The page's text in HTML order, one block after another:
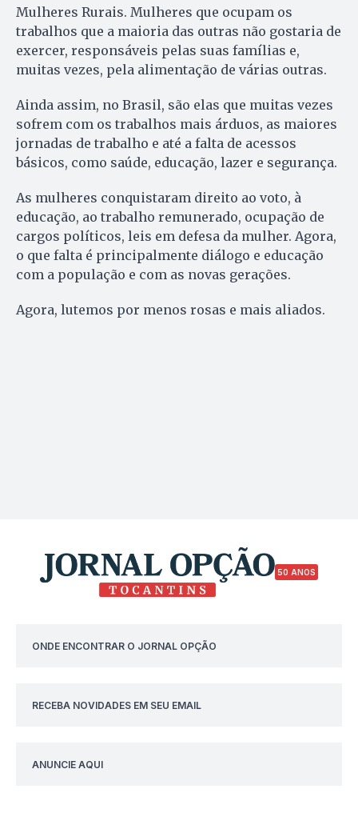
Mulheres Rurais. Mulheres que ocupam os
trabalhos que a maioria das outras não gostaria de
exercer, responsáveis pelas suas famílias e,
muitas vezes, pela alimentação de várias outras.
Ainda assim, no Brasil, são elas que muitas vezes
sofrem com os trabalhos mais árduos, as maiores
jornadas de trabalho e até a falta de acessos
básicos, como saúde, educação, lazer e segurança.
As mulheres conquistaram direito ao voto, à
educação, ao trabalho remunerado, ocupação de
cargos políticos, leis em defesa da mulher. Agora,
o que falta é principalmente diálogo e educação
com a população e com as novas gerações.
Agora, lutemos por menos rosas e mais aliados.
50 ANOS
ONDE ENCONTRAR O JORNAL OPÇÃO
RECEBA NOVIDADES EM SEU EMAIL
ANUNCIE AQUI